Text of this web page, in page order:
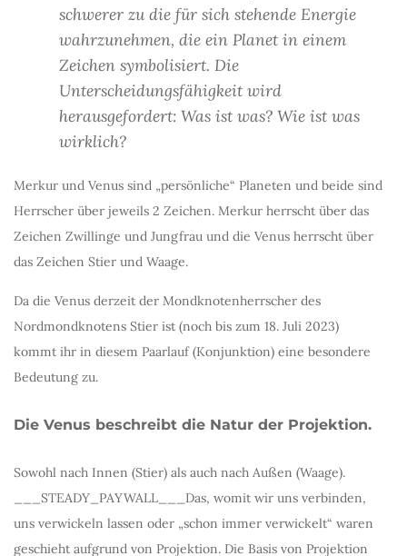
schwerer zu die für sich stehende Energie
wahrzunehmen, die ein Planet in einem
Zeichen symbolisiert. Die
Unterscheidungsfähigkeit wird
herausgefordert: Was ist was? Wie ist was
wirklich?
Merkur und Venus sind „persönliche“ Planeten und beide sind
Herrscher über jeweils 2 Zeichen. Merkur herrscht über das
Zeichen Zwillinge und Jungfrau und die Venus herrscht über
das Zeichen Stier und Waage.
Da die Venus derzeit der Mondknotenherrscher des
Nordmondknotens Stier ist (noch bis zum 18. Juli 2023)
kommt ihr in diesem Paarlauf (Konjunktion) eine besondere
Bedeutung zu.
Die Venus beschreibt die Natur der Projektion.
Sowohl nach Innen (Stier) als auch nach Außen (Waage).
___STEADY_PAYWALL___Das, womit wir uns verbinden,
uns verwickeln lassen oder „schon immer verwickelt“ waren
geschieht aufgrund von Projektion. Die Basis von Projektion